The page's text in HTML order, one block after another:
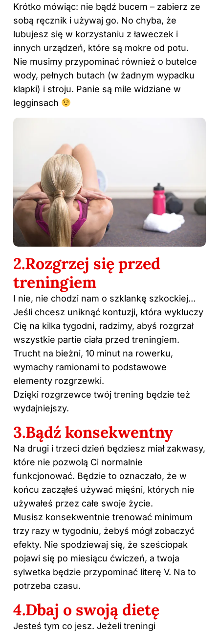
Krótko mówiąc: nie bądź bucem – zabierz ze
sobą ręcznik i używaj go. No chyba, że
lubujesz się w korzystaniu z ławeczek i
innych urządzeń, które są mokre od potu.
Nie musimy przypominać również o butelce
wody, pełnych butach (w żadnym wypadku
klapki) i stroju. Panie są mile widziane w
legginsach
2.Rozgrzej się przed
treningiem
I nie, nie chodzi nam o szklankę szkockiej…
Jeśli chcesz uniknąć kontuzji, która wykluczy
Cię na kilka tygodni, radzimy, abyś rozgrzał
wszystkie partie ciała przed treningiem.
Trucht na bieżni, 10 minut na rowerku,
wymachy ramionami to podstawowe
elementy rozgrzewki.
Dzięki rozgrzewce twój trening będzie też
wydajniejszy.
3.Bądź konsekwentny
Na drugi i trzeci dzień będziesz miał zakwasy,
które nie pozwolą Ci normalnie
funkcjonować. Będzie to oznaczało, że w
końcu zacząłeś używać mięśni, których nie
używałeś przez całe swoje życie.
Musisz konsekwentnie trenować minimum
trzy razy w tygodniu, żebyś mógł zobaczyć
efekty. Nie spodziewaj się, że sześciopak
pojawi się po miesiącu ćwiczeń, a twoja
sylwetka będzie przypominać literę V. Na to
potrzeba czasu.
4.Dbaj o swoją dietę
Jesteś tym co jesz. Jeżeli treningi